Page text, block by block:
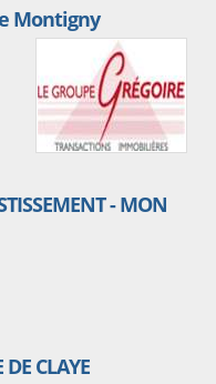
Montigny
- MON
CLAYE